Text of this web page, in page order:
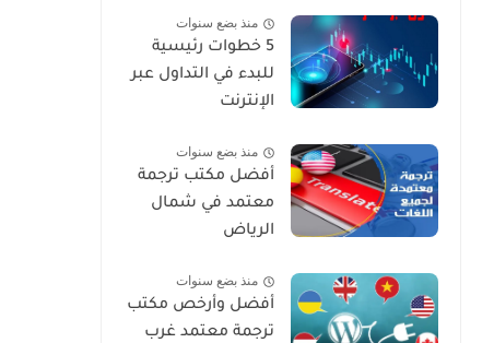
منذ بضع سنوات
5 خطوات رئيسية
للبدء في التداول عبر
الإنترنت
منذ بضع سنوات
أفضل مكتب ترجمة
معتمد في شمال
الرياض
منذ بضع سنوات
أفضل وأرخص مكتب
ترجمة معتمد غرب